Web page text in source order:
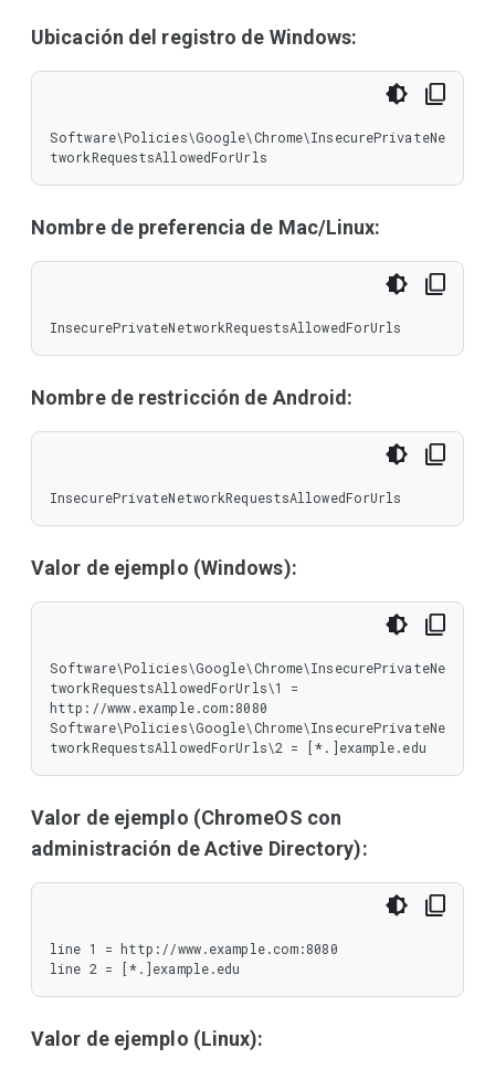
Ubicación del registro de Windows:
Software\Policies\Google\Chrome\InsecurePrivateNe
tworkRequestsAllowedForUrls
Nombre de preferencia de Mac/Linux:
InsecurePrivateNetworkRequestsAllowedForUrls
Nombre de restricción de Android:
InsecurePrivateNetworkRequestsAllowedForUrls
Valor de ejemplo (Windows):
Software\Policies\Google\Chrome\InsecurePrivateNe
tworkRequestsAllowedForUrls\1 =
http://www.example.com:8080
Software\Policies\Google\Chrome\InsecurePrivateNe
tworkRequestsAllowedForUrls\2 = [*.]example.edu
Valor de ejemplo (ChromeOS con
administración de Active Directory):
line 1 = http://www.example.com:8080
line 2 = [*.]example.edu
Valor de ejemplo (Linux):